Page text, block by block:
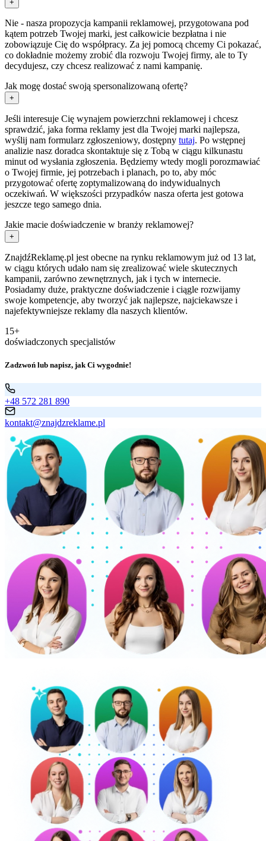
+
Nie - nasza propozycja kampanii reklamowej, przygotowana pod
kątem potrzeb Twojej marki, jest całkowicie bezpłatna i nie
zobowiązuje Cię do współpracy. Za jej pomocą chcemy Ci pokazać,
co dokładnie możemy zrobić dla rozwoju Twojej firmy, ale to Ty
decydujesz, czy chcesz realizować z nami kampanię.
Jak mogę dostać swoją spersonalizowaną ofertę?
+
Jeśli interesuje Cię wynajem powierzchni reklamowej i chcesz
sprawdzić, jaka forma reklamy jest dla Twojej marki najlepsza,
wyślij nam formularz zgłoszeniowy, dostępny tutaj. Po wstępnej
analizie nasz doradca skontaktuje się z Tobą w ciągu kilkunastu
minut od wysłania zgłoszenia. Będziemy wtedy mogli porozmawiać
o Twojej firmie, jej potrzebach i planach, po to, aby móc
przygotować ofertę zoptymalizowaną do indywidualnych
oczekiwań. W większości przypadków nasza oferta jest gotowa
jeszcze tego samego dnia.
Jakie macie doświadczenie w branży reklamowej?
+
ZnajdźReklamę.pl jest obecne na rynku reklamowym już od 13 lat,
w ciągu których udało nam się zrealizować wiele skutecznych
kampanii, zarówno zewnętrznych, jak i tych w internecie.
Posiadamy duże, praktyczne doświadczenie i ciągle rozwijamy
swoje kompetencje, aby tworzyć jak najlepsze, najciekawsze i
najefektywniejsze reklamy dla naszych klientów.
15+
doświadczonych specjalistów
Zadzwoń lub napisz, jak Ci wygodnie!
+48 572 281 890
kontakt@znajdzreklame.pl